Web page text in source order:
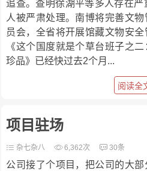
追查。查明徐湖平等多人存在
人被严肃处理。南博将完善文
员会，全省将开展馆藏文物安
《这个国度就是个草台班子之
珍品》已经快过去2个月...
阅读全
项目驻场
杂七杂八 6,362次 30条
公司接了个项目，把公司的大